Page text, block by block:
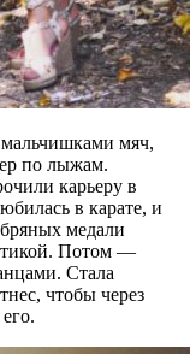
мяч,
по лыжам.
карьеру в
в карате, и
медали
Потом —
Стала
чтобы через